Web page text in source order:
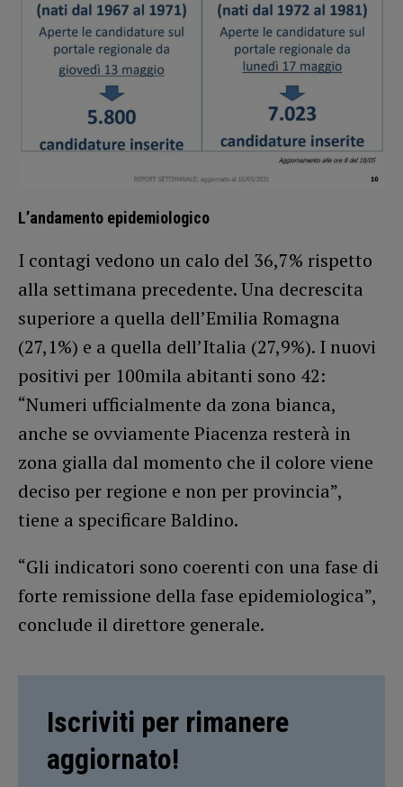
L’andamento epidemiologico
I contagi vedono un calo del 36,7% rispetto
alla settimana precedente. Una decrescita
superiore a quella dell’Emilia Romagna
(27,1%) e a quella dell’Italia (27,9%). I nuovi
positivi per 100mila abitanti sono 42:
“Numeri ufficialmente da zona bianca,
anche se ovviamente Piacenza resterà in
zona gialla dal momento che il colore viene
deciso per regione e non per provincia”,
tiene a specificare Baldino.
“Gli indicatori sono coerenti con una fase di
forte remissione della fase epidemiologica”,
conclude il direttore generale.
Iscriviti per rimanere
aggiornato!